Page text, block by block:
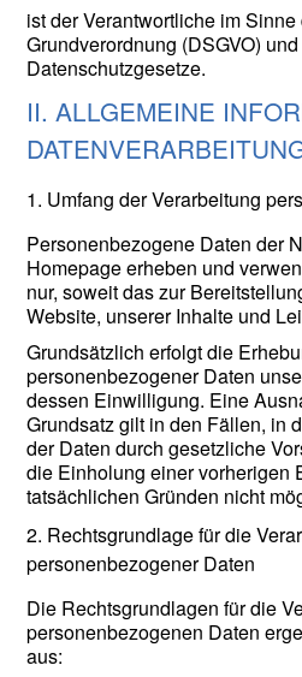
ist der Verantwortliche im
Grundverordnung (DSGVO)
Datenschutzgesetze.
II. ALLGEMEINE
1. Umfang der Verarbeitung
Personenbezogene Daten der
Homepage erheben und
nur, soweit das zur
Website, unserer Inhalte und
Grundsätzlich erfolgt die
personenbezogener Daten
dessen Einwilligung. Eine
Grundsatz gilt in den Fällen, in
der Daten durch gesetzliche
die Einholung einer vorherigen
tatsächlichen Gründen nicht
2. Rechtsgrundlage für die
personenbezogener Daten
Die Rechtsgrundlagen für die
personenbezogenen Daten
aus: